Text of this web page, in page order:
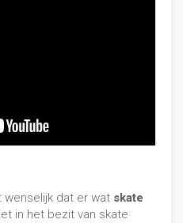
dat er wat skate
in het bezit van skate